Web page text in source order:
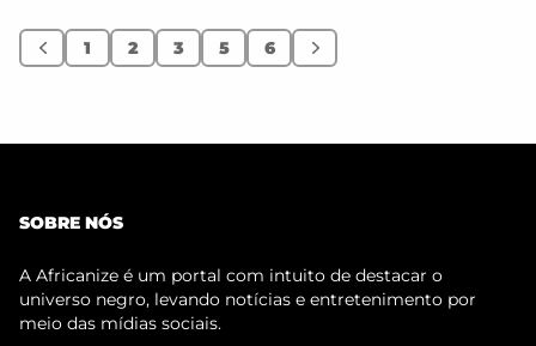
Anterior
1 2 3 5 6 Próximo
SOBRE NÓS
A Africanize é um portal com intuito de destacar o
universo negro, levando notícias e entretenimento por
meio das mídias sociais.